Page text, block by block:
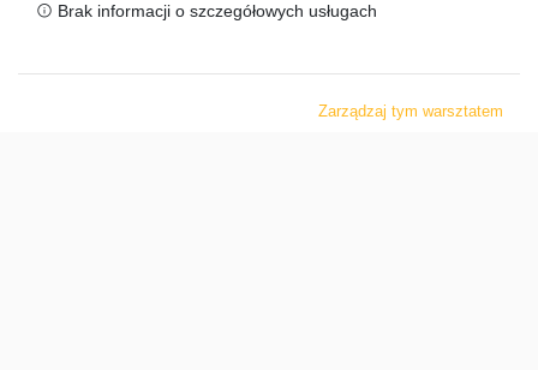
Brak informacji o szczegółowych usługach
Zarządzaj tym warsztatem